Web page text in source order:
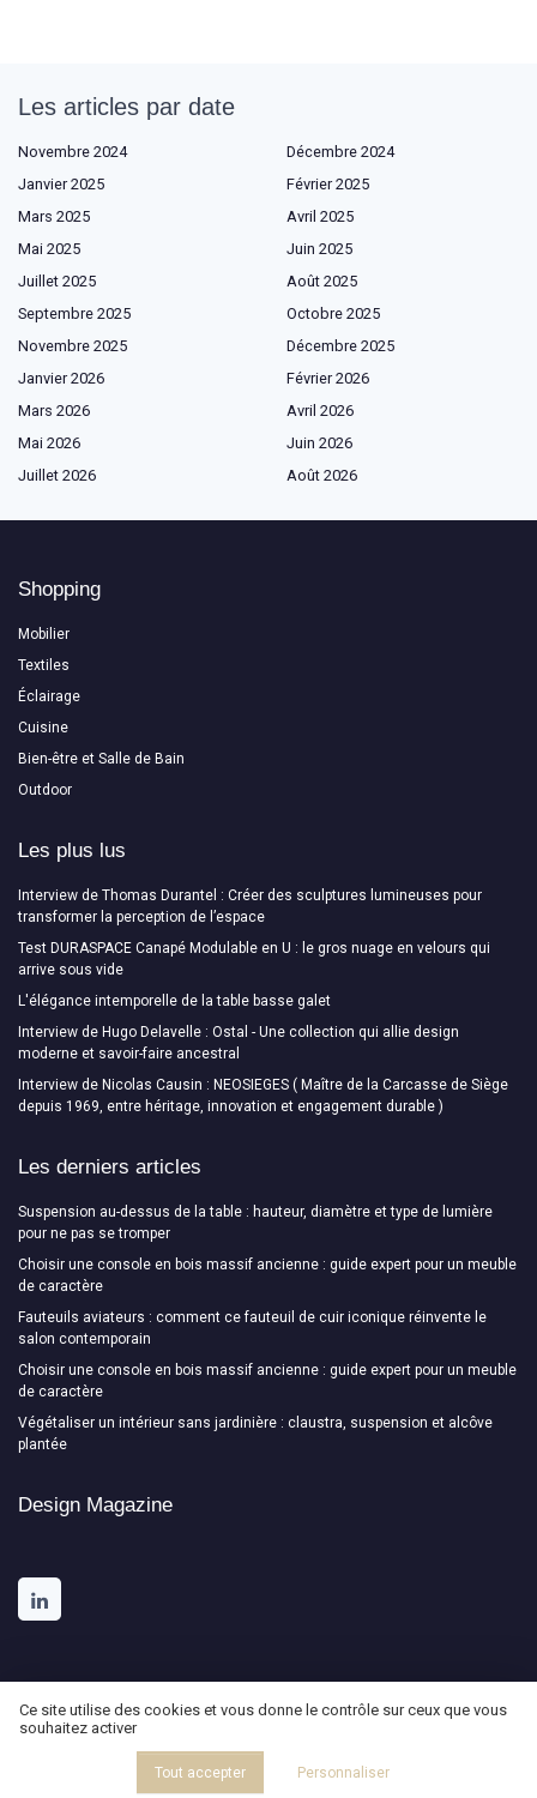
Les articles par date
Novembre 2024
Décembre 2024
Janvier 2025
Février 2025
Mars 2025
Avril 2025
Mai 2025
Juin 2025
Juillet 2025
Août 2025
Septembre 2025
Octobre 2025
Novembre 2025
Décembre 2025
Janvier 2026
Février 2026
Mars 2026
Avril 2026
Mai 2026
Juin 2026
Juillet 2026
Août 2026
Shopping
Mobilier
Textiles
Éclairage
Cuisine
Bien-être et Salle de Bain
Outdoor
Les plus lus
Interview de Thomas Durantel : Créer des sculptures lumineuses pour
transformer la perception de l’espace
Test DURASPACE Canapé Modulable en U : le gros nuage en velours qui
arrive sous vide
L'élégance intemporelle de la table basse galet
Interview de Hugo Delavelle : Ostal - Une collection qui allie design
moderne et savoir-faire ancestral
Interview de Nicolas Causin : NEOSIEGES ( Maître de la Carcasse de Siège
depuis 1969, entre héritage, innovation et engagement durable )
Les derniers articles
Suspension au-dessus de la table : hauteur, diamètre et type de lumière
pour ne pas se tromper
Choisir une console en bois massif ancienne : guide expert pour un meuble
de caractère
Fauteuils aviateurs : comment ce fauteuil de cuir iconique réinvente le
salon contemporain
Choisir une console en bois massif ancienne : guide expert pour un meuble
de caractère
Végétaliser un intérieur sans jardinière : claustra, suspension et alcôve
plantée
Design Magazine
Mentions légales
© Design Magazine 2026
Ce site utilise des cookies et vous donne le contrôle sur ceux que vous
souhaitez activer
Tout accepter Personnaliser